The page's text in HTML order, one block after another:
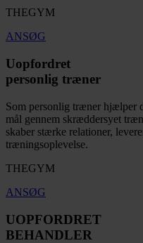
THEGYM
ANSØG
Uopfordret
personlig træner
Som personlig træner hjælper
mål gennem skræddersyet
skaber stærke relationer,
træningsoplevelse.
THEGYM
ANSØG
UOPFORDRET
BEHANDLER